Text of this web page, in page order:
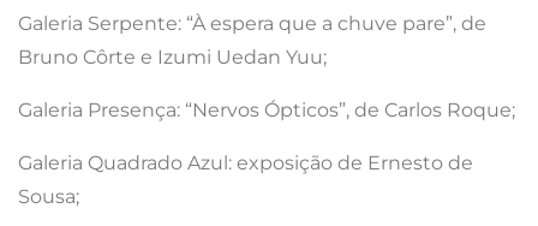
Galeria Serpente: “À espera que a chuve pare”, de
Bruno Côrte e Izumi Uedan Yuu;
Galeria Presença: “Nervos Ópticos”, de Carlos Roque;
Galeria Quadrado Azul: exposição de Ernesto de
Sousa;